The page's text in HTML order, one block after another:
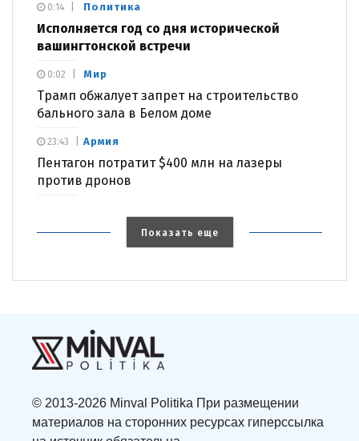
Политика
Исполняется год со дня исторической
вашингтонской встречи
0:14
Мир
Трамп обжалует запрет на строительство
бального зала в Белом доме
0:02
Армия
Пентагон потратит $400 млн на лазеры
против дронов
23:43
Показать еще
© 2013-2026 Minval Politika При размещении
материалов на сторонних ресурсах гиперссылка